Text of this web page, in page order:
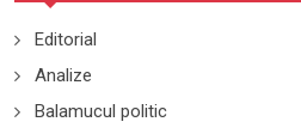
Editorial
Analize
Balamucul politic